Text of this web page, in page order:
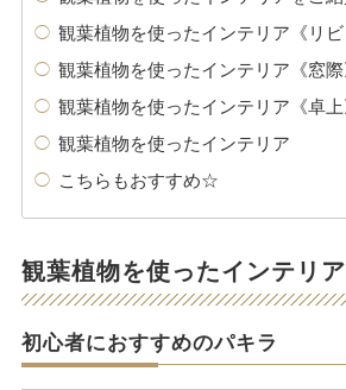
観葉植物を使ったインテリア《リビ
観葉植物を使ったインテリア《窓際
観葉植物を使ったインテリア《卓上
観葉植物を使ったインテリア
こちらもおすすめ☆
観葉植物を使ったインテリア
初心者におすすめのパキラ